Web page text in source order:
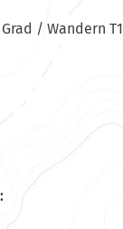
/ Wandern T1